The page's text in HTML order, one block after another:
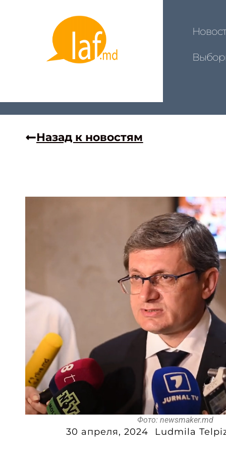
Назад к новостям
Фото: newsmaker.md
30 апреля, 2024 Ludmila